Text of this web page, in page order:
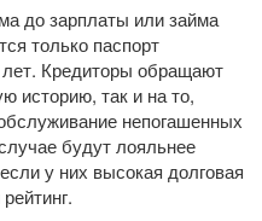
до зарплаты или займа
только паспорт
лет. Кредиторы обращают
историю, так и на то,
непогашенных
будут лояльнее
у них высокая долговая